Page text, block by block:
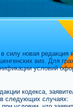
силу новая
виз. Для
условий
кодекса,
следующих случаях: